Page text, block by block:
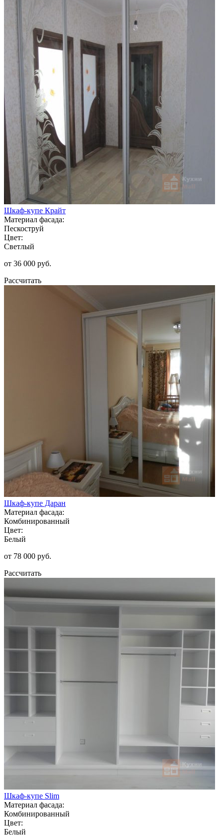
Шкаф-купе Крайт
Материал фасада:
Пескоструй
Цвет:
Светлый
от 36 000 руб.
Рассчитать
Шкаф-купе Даран
Материал фасада:
Комбинированный
Цвет:
Белый
от 78 000 руб.
Рассчитать
Шкаф-купе Slim
Материал фасада:
Комбинированный
Цвет:
Белый